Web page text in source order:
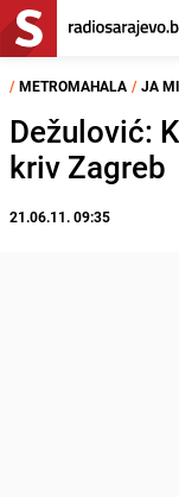
/ METROMAHALA / JA
Dežulović:
kriv Zagreb
21.06.11. 09:35